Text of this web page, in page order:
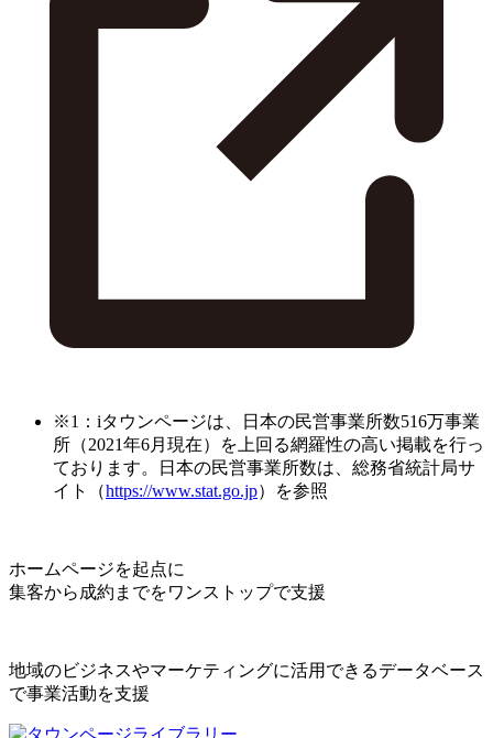
※1：iタウンページは、日本の民営事業所数516万事業
所（2021年6月現在）を上回る網羅性の高い掲載を行っ
ております。日本の民営事業所数は、総務省統計局サ
イト（https://www.stat.go.jp）を参照
ホームページを起点に
集客から成約までをワンストップで支援
地域のビジネスやマーケティングに活用できるデータベース
で事業活動を支援